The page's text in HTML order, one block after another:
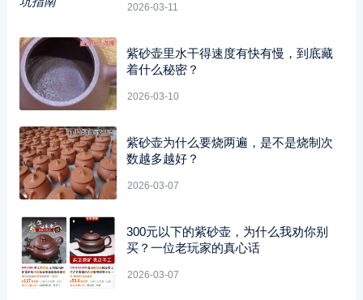
2026-03-11
紫砂壶里水干得速度有快有慢，到底藏
着什么秘密？
2026-03-10
紫砂壶为什么要烧两遍，是不是烧制次
数越多越好？
2026-03-07
300元以下的紫砂壶，为什么我劝你别
买？一位老玩家的真心话
2026-03-07